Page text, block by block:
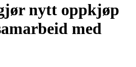
nytt oppkjøp
med